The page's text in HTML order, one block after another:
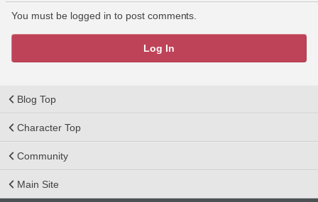
You must be logged in to post comments.
Log In
Blog Top
Character Top
Community
Main Site